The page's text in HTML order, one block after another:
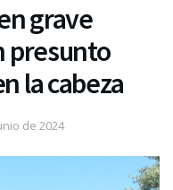
grave
presunto
la cabeza
de 2024